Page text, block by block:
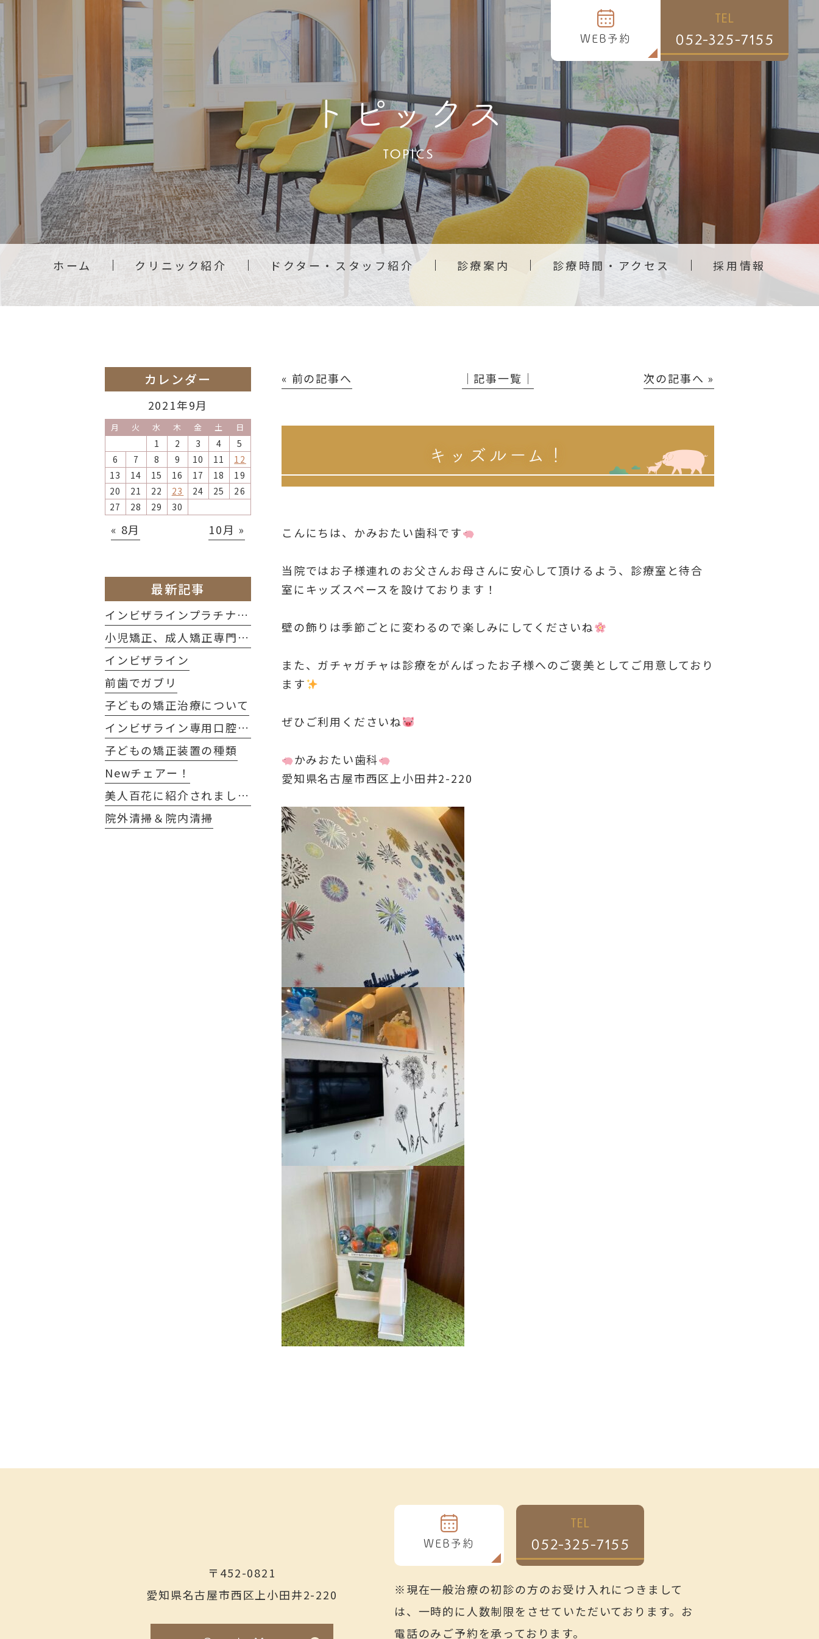
WEB予約
TEL
052-325-7155
トピックス
TOPICS
ホーム クリニック紹介 ドクター・ スタッフ紹介 診療案内 診療時間・ アクセス 採用情報
« 前の記事へ │記事一覧│ 次の記事へ »
キッズルーム！
こんにちは、かみおたい歯科です
当院ではお子様連れのお父さんお母さんに安心して頂けるよう、診療室と待合
室にキッズスペースを設けております！
壁の飾りは季節ごとに変わるので楽しみにしてくださいね
また、ガチャガチャは診療をがんばったお子様へのご褒美としてご用意しており
ます
ぜひご利用くださいね
かみおたい歯科
愛知県名古屋市西区上小田井2-220
カレンダー
2021年9月
月 火 水 木 金 土 日
1 2 3 4
5
6
7 8 9 10 11
12
13
14 15 16 17 18
19
20
21 22 23 24 25
26
27
28 29 30
« 8月 10月 »
最新記事
インビザラインプラチナドクター
小児矯正、成人矯正専門ページ
インビザライン
前歯でガブリ
子どもの矯正治療について
インビザライン専用口腔内スキャナー
子どもの矯正装置の種類
Newチェアー！
美人百花に紹介されました！
院外清掃＆院内清掃
〒452-0821
愛知県名古屋市西区上小田井2-220
WEB予約
TEL
052-325-7155
※現在一般治療の初診の方のお受け入れにつきまして
は、一時的に人数制限をさせていただいております。お
電話のみご予約を承っております。